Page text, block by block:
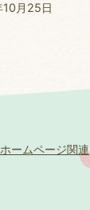
月25日
ホームページ関連